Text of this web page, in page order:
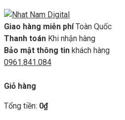
Giao hàng miễn phí Toàn Quốc
Thanh toán Khi nhận hàng
Bảo mật thông tin khách hàng
0961.841.084
Giỏ hàng
Tổng tiền: 0₫